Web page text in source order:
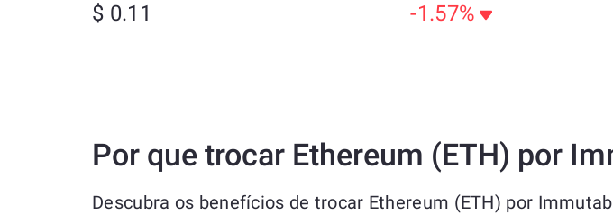
$ 0.11 -1.57%
Por que trocar Ethereum (ETH) por
Descubra os benefícios de trocar Ethereum (ETH) por